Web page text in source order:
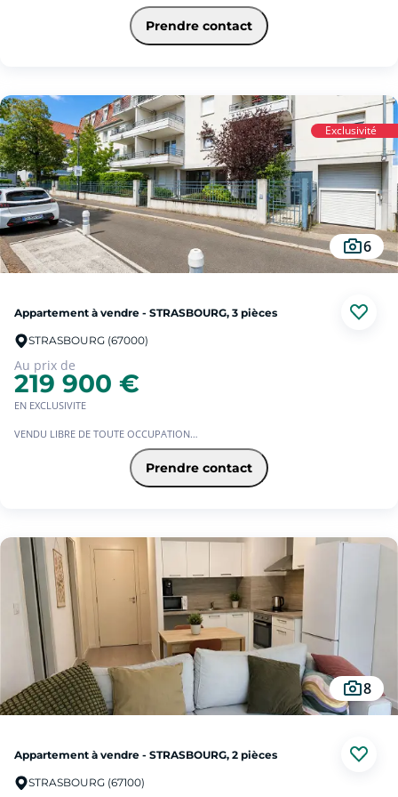
duplex, situé au 2-ème étage avec ascenseur.
Il se compose au rdc d'une belle pièce de vie lumineuse avec cuisine ouverte,
d'une salle d'eau avec WC séparés.
A l'étage, une chambre et un bureau indépendant.
Garantie Revente 7 ans offerte !
Pour toute information, contacter Hubert OURCET au 06.42.45.81.12 ou par
mail hubert.ourcet@squarehabitat.fr
Les informations sur les risques auxquels ce bien est exposé sont disponibles
sur le site Géorisques : www.georisques.gouv.fr
Prendre contact
Exclusivité
6
Appartement à vendre - STRASBOURG, 3 pièces
STRASBOURG (67000)
Au prix de
219 900 €
EN EXCLUSIVITE
VENDU LIBRE DE TOUTE OCCUPATION
Situé entre Neudorf et la Meinau, appartement de 60,15 m² offre une situation
idéale pour un investissement locatif.
- la cuisine, aménagée et équipée
- deux chambres
- une salle de bains
- toilettes séparées.
Le logement bénéficie d'un stationnement privatif en sous-sol.
DPE C de 127 kWh/m²/an et GES C de 24 kg CO?/an. Les dépenses énergétiques
sont estimées entre 830 et 1 150 euros par an.
La taxe foncière 2024 = 1 107 euros.
Les charges de copropriété sont de 1 188 euros par an, dont 704 euros
Prix de vente : 219.900 frais d'agence inclus (à la charge du vendeur).
Pour toute informations, contacter JUSTINE BOHLANDT au 06 47 06 32 18 ou
Prendre contact
8
Appartement à vendre - STRASBOURG, 2 pièces
STRASBOURG (67100)